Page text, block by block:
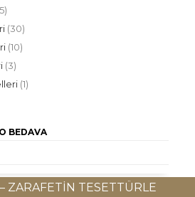
(30)
(10)
(3)
(1)
BEDAVA
ZARAFETIN TESETTÜRLE